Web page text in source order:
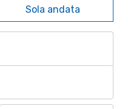
Sola andata